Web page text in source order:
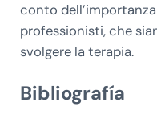
conto
professionisti, che
svolgere la terapia.
Bibliografía